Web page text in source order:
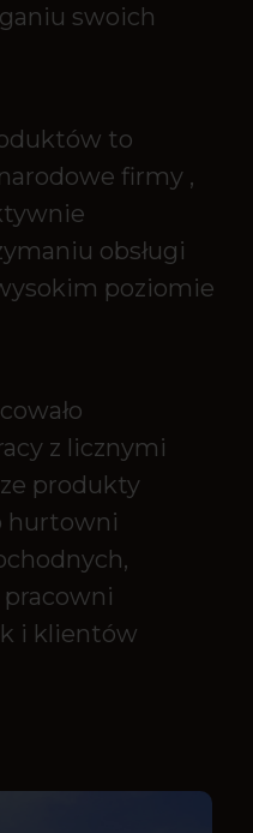
swoich
to
firmy ,
obsługi
poziomie
z licznymi
produkty
hurtowni
i klientów